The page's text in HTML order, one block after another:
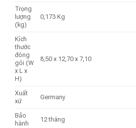
Trọng
lượng
(kg)
0,173 Kg
Kích
thước
đóng
gói (W
x L x
H)
8,50 x 12,70 x 7,10
Xuất
xứ
Germany
Bảo
hành
12 tháng